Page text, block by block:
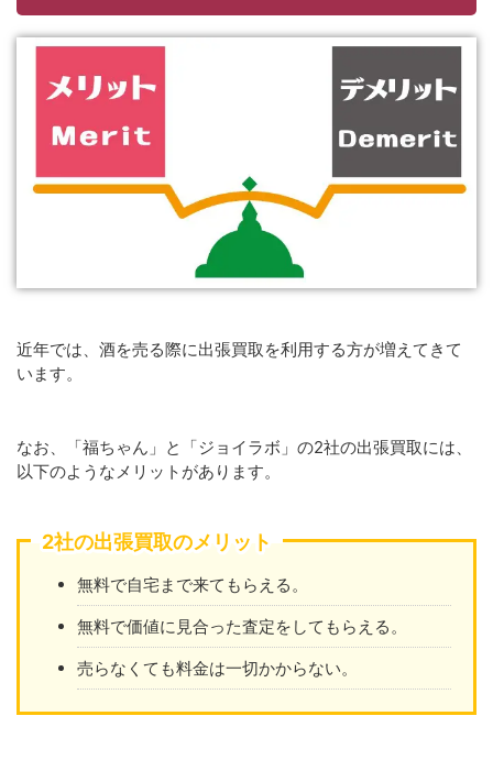
近年では、酒を売る際に出張買取を利用する方が増えてきて
います。
なお、「福ちゃん」と「ジョイラボ」の2社の出張買取には、
以下のようなメリットがあります。
2社の出張買取のメリット
無料で自宅まで来てもらえる。
無料で価値に見合った査定をしてもらえる。
売らなくても料金は一切かからない。